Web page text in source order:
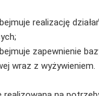
realizację
zapewnienie
wraz z wyżywieniem.